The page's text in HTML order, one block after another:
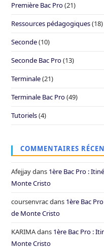
Première Bac Pro(21)
Ressources pédagogiques(18)
Seconde(10)
Seconde Bac Pro(13)
Terminale(21)
Terminale Bac Pro(49)
Tutoriels(4)
COMMENTAIRES
Afejjaydans 1ère Bac Pro :
Monte Cristo
coursenvracdans 1ère Bac
de Monte Cristo
KARIMAdans 1ère Bac Pro :
Monte Cristo